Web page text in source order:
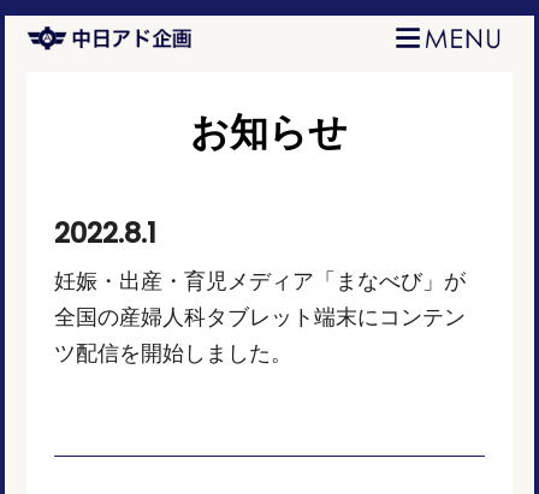
お知らせ
2022.8.1
妊娠・出産・育児メディア「まなべび」が
全国の産婦人科タブレット端末にコンテン
ツ配信を開始しました。